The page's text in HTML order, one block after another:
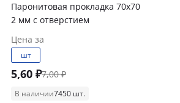
Паронитовая прокладка 70х70
2 мм с отверстием
Цена за
шт
5,60 ₽7,00 ₽
В наличии7450 шт.